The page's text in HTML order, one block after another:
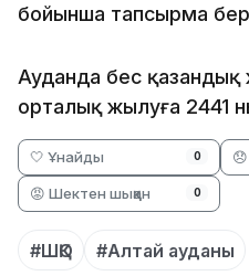
бойынша тапсырма
Ауданда бес қазандық
орталық жылуға 2441
🤍 Ұнайды 0
😡 Шектен шыққан 0
#ШҚО #Алтай ауданы